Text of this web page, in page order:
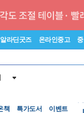
알라딘굿즈 온라인중고
책 특가도서 이벤트